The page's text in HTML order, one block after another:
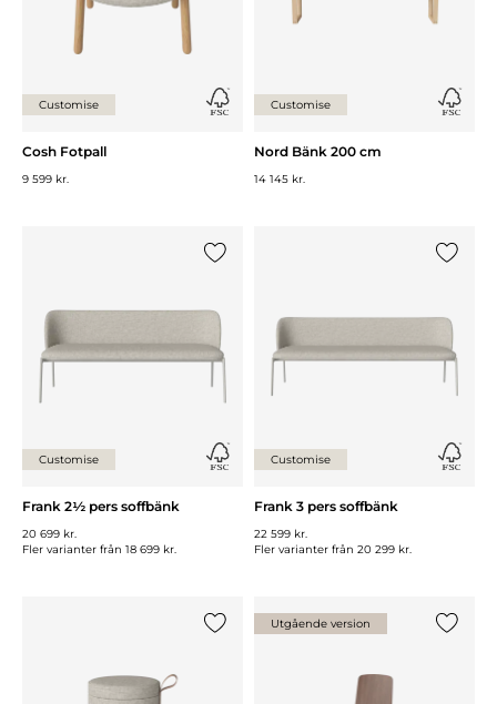
Customise
Cosh Fotpall
9 599 kr.
Customise
Nord Bänk 200 cm
14 145 kr.
Customise
Frank 2½ pers soffbänk
20 699 kr.
Fler varianter från 18 699 kr.
Customise
Frank 3 pers soffbänk
22 599 kr.
Fler varianter från 20 299 kr.
Utgående version